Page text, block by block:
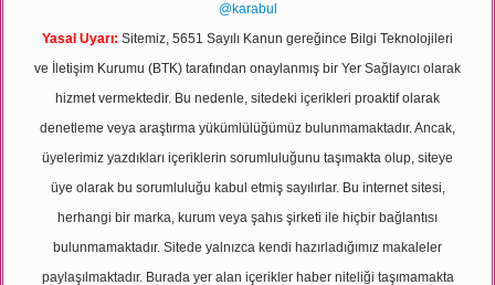
@karabul
Yasal Uyarı: Sitemiz, 5651 Sayılı Kanun gereğince Bilgi Teknolojileri
ve İletişim Kurumu (BTK) tarafından onaylanmış bir Yer Sağlayıcı olarak
hizmet vermektedir. Bu nedenle, sitedeki içerikleri proaktif olarak
denetleme veya araştırma yükümlülüğümüz bulunmamaktadır. Ancak,
üyelerimiz yazdıkları içeriklerin sorumluluğunu taşımakta olup, siteye
üye olarak bu sorumluluğu kabul etmiş sayılırlar. Bu internet sitesi,
herhangi bir marka, kurum veya şahıs şirketi ile hiçbir bağlantısı
bulunmamaktadır. Sitede yalnızca kendi hazırladığımız makaleler
paylaşılmaktadır. Burada yer alan içerikler haber niteliği taşımamakta